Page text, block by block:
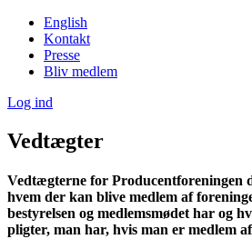
English
Kontakt
Presse
Bliv medlem
Log ind
Vedtægter
Vedtægterne for Producentforeningen
hvem der kan blive medlem af
bestyrelsen og medlemsmødet har og
pligter, man har, hvis man er medlem